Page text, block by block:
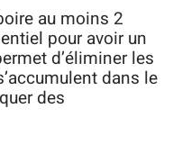
au moins 2
pour avoir un
d’éliminer les
dans le
des